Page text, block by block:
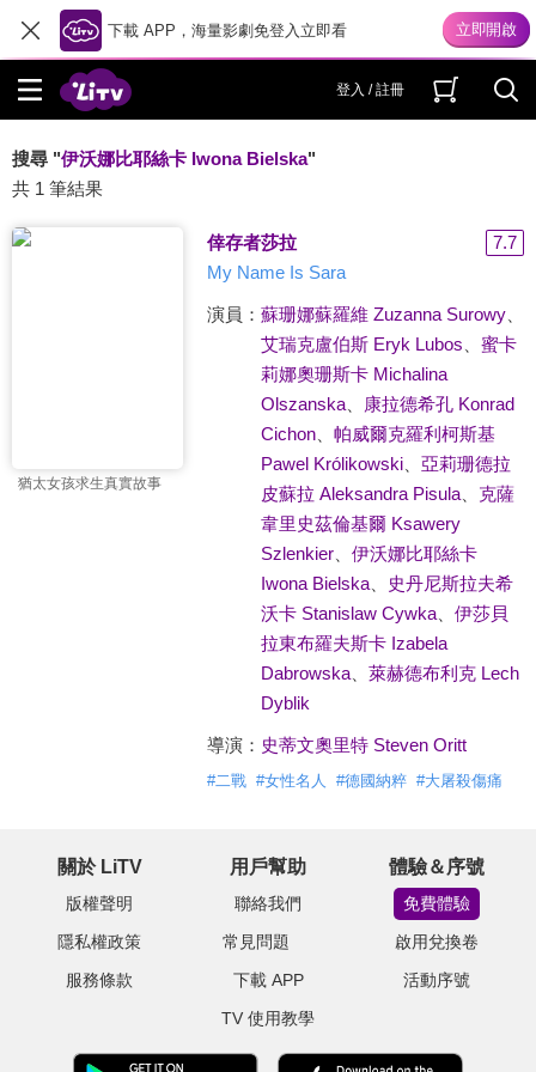
下載 APP，海量影劇免登入立即看
登入 / 註冊
搜尋 "伊沃娜比耶絲卡 Iwona Bielska"
共 1 筆結果
猶太女孩求生真實故事
倖存者莎拉
7.7
My Name Is Sara
演員： 蘇珊娜蘇羅維 Zuzanna Surowy、
艾瑞克盧伯斯 Eryk Lubos
蜜卡
莉娜奧珊斯卡 Michalina
Olszanska、
康拉德希孔 Konrad
Cichon、 帕威爾克羅利柯斯基
Pawel Królikowski、 亞莉珊德拉
皮蘇拉 Aleksandra Pisula、 克薩
韋里史茲倫基爾 Ksawery
Szlenkier、 伊沃娜比耶絲卡
Iwona Bielska、
史丹尼斯拉夫希
沃卡 Stanislaw Cywka、 伊莎貝
拉東布羅夫斯卡 Izabela
Dabrowska、 萊赫德布利克 Lech
Dyblik
導演： 史蒂文奧里特 Steven Oritt
#二戰 #女性名人 #德國納粹 #大屠殺傷痛
關於 LiTV
版權聲明
隱私權政策
服務條款
用戶幫助
聯絡我們
常見問題
下載 APP
TV 使用教學
體驗＆序號
免費體驗
啟用兌換卷
活動序號